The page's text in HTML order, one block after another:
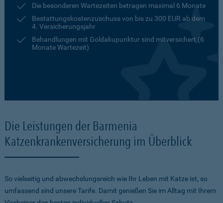
Die besonderen Wartezeiten betragen maximal 6 Monate
Bestattungskostenzuschuss von bis zu 300 EUR ab dem
4. Versicherungsjahr
Behandlungen mit Goldakupunktur sind mitversichert (6
Monate Wartezeit)
Die Leistungen der Barmenia
Katzenkrankenversicherung im Überblick
So vielseitig und abwechslungsreich wie Ihr Leben mit Katze ist, so
umfassend sind unsere Tarife. Damit genießen Sie im Alltag mit Ihrem